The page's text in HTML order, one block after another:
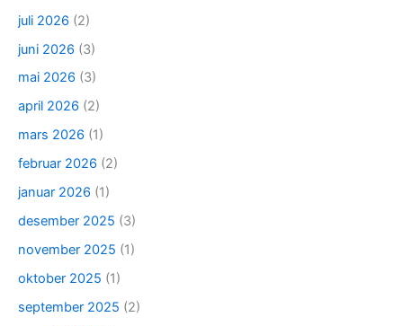
juli 2026 (2)
juni 2026 (3)
mai 2026 (3)
april 2026 (2)
mars 2026 (1)
februar 2026 (2)
januar 2026 (1)
desember 2025 (3)
november 2025 (1)
oktober 2025 (1)
september 2025 (2)